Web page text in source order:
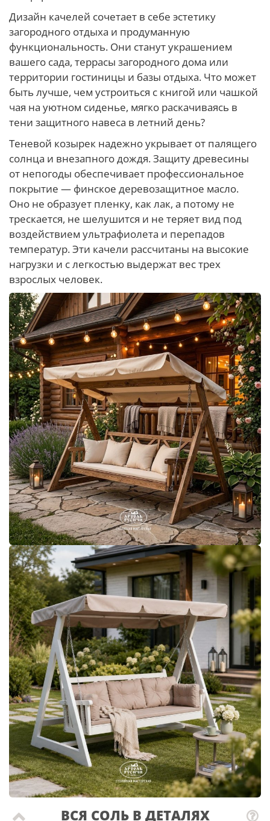
Дизайн качелей сочетает в себе эстетику
загородного отдыха и продуманную
функциональность. Они станут украшением
вашего сада, террасы загородного дома или
территории гостиницы и базы отдыха. Что может
быть лучше, чем устроиться с книгой или чашкой
чая на уютном сиденье, мягко раскачиваясь в
тени защитного навеса в летний день?
Теневой козырек надежно укрывает от палящего
солнца и внезапного дождя. Защиту древесины
от непогоды обеспечивает профессиональное
покрытие — финское деревозащитное масло.
Оно не образует пленку, как лак, а потому не
трескается, не шелушится и не теряет вид под
воздействием ультрафиолета и перепадов
температур. Эти качели рассчитаны на высокие
нагрузки и с легкостью выдержат вес трех
взрослых человек.
ВСЯ СОЛЬ В ДЕТАЛЯХ